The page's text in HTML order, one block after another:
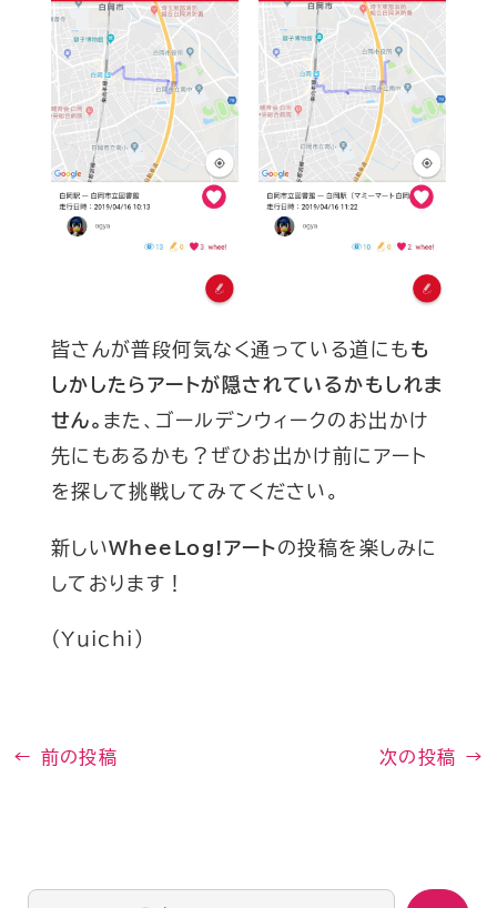
皆さんが普段何気なく通っている道にも も
しかしたらアートが隠されているかもしれま
せん。 また、ゴールデンウィークのお出かけ
先にもあるかも？ぜひお出かけ前にアート
を探して挑戦してみてください。
新しいWheeLog!アートの投稿を楽しみに
しております！
(Yuichi)
← 前の投稿 次の投稿 →